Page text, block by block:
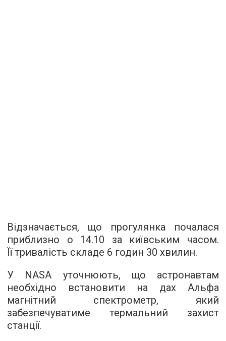
Відзначається, що прогулянка почалася
приблизно о 14.10 за київським часом.
Її тривалість складе 6 годин 30 хвилин.
У NASA уточнюють, що астронавтам
необхідно встановити на дах Альфа
магнітний спектрометр, який
забезпечуватиме термальний захист
станції.